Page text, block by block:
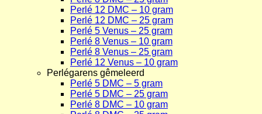
Perlé 12 DMC – 10 gram
Perlé 12 DMC – 25 gram
Perlé 5 Venus – 25 gram
Perlé 8 Venus – 10 gram
Perlé 8 Venus – 25 gram
Perlé 12 Venus – 10 gram
Perlégarens gêmeleerd
Perlé 5 DMC – 5 gram
Perlé 5 DMC – 25 gram
Perlé 8 DMC – 10 gram